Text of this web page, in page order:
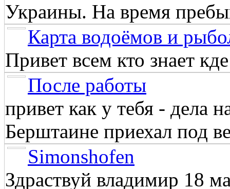
Украины. На время
Карта водоёмов и
Привет всем кто знает
После работы
привет как у тебя - дела
Берштаине приехал под
Simonshofen
Здраствуй владимир 18